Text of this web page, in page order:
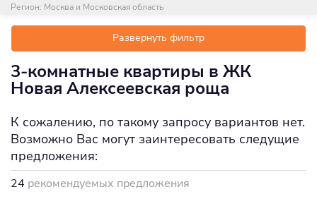
Регион: Москва и Московская область
Развернуть фильтр
3-комнатные квартиры в ЖК
Новая Алексеевская роща
К сожалению, по такому запросу вариантов нет.
Возможно Вас могут заинтересовать следущие
предложения:
24 рекомендуемых предложения